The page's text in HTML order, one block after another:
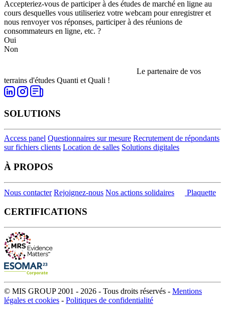
Accepteriez-vous de participer à des études de marché en ligne au
cours desquelles vous utiliseriez votre webcam pour enregistrer et
nous renvoyer vos réponses, participer à des réunions de
consommateurs en ligne, etc. ?
Oui
Non
Le partenaire de vos
terrains d'études Quanti et Quali !
SOLUTIONS
Access panel Questionnaires sur mesure Recrutement de répondants
sur fichiers clients Location de salles Solutions digitales
À PROPOS
Nous contacter Rejoignez-nous Nos actions solidaires Plaquette
CERTIFICATIONS
© MIS GROUP 2001 - 2026 - Tous droits réservés - Mentions
légales et cookies - Politiques de confidentialité